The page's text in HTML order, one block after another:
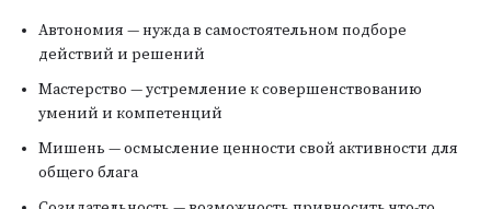
Автономия — нужда в самостоятельном подборе
действий и решений
Мастерство — устремление к совершенствованию
умений и компетенций
Мишень — осмысление ценности свой активности для
общего блага